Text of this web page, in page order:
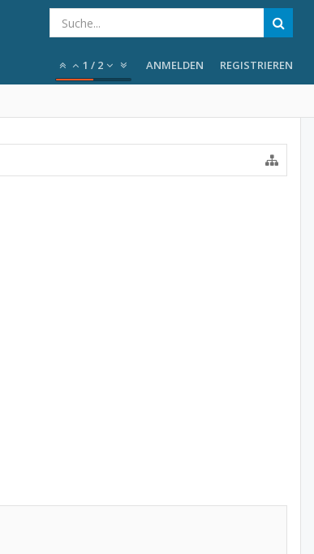
1 / 2 ANMELDEN REGISTRIEREN